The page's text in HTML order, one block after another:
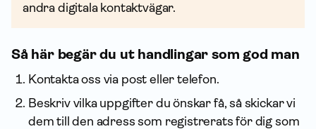
andra digitala kontaktvägar.
Så här begär du ut handlingar som god man
Kontakta oss via post eller telefon.
Beskriv vilka upp­gifter du önskar få, så skickar vi
dem till den adress som registrerats för dig som